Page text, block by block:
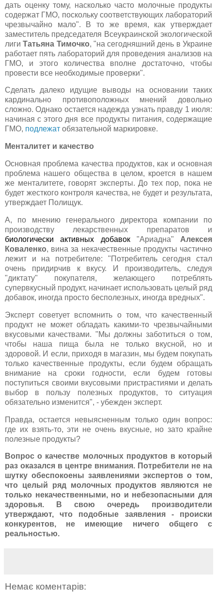
дать оценку тому, насколько часто молочные продукты
содержат ГМО, поскольку соответствующих лабораторий
чрезвычайно мало". В то же время, как утверждает
заместитель председателя Всеукраинской экологической
лигиТатьяна Тимочко, "на сегодняшний день в Украине
работает пять лабораторий для проведения анализов на
ГМО, и этого количества вполне достаточно, чтобы
провести все необходимые проверки".
Сделать далеко идущие выводы на основании таких
кардинально противоположных мнений довольно
сложно. Однако остается надежда узнать правду 1 июля:
начиная с этого дня все продукты питания, содержащие
ГМО, подлежат обязательной маркировке.
Менталитет и качество
Основная проблема качества продуктов, как и основная
проблема нашего общества в целом, кроется в нашем
же менталитете, говорят эксперты. До тех пор, пока не
будет жесткого контроля качества, не будет и результата,
утверждает Полищук.
А, по мнению генерального директора компании по
производству лекарственных препаратов и
биологически активных добавок "Ариадна" Алексея
Коваленко, вина за некачественные продукты частично
лежит и на потребителе: "Потребитель сегодня стал
очень придирчив к вкусу. И производитель, следуя
"диктату" покупателя, желающего потреблять
супервкусный продукт, начинает использовать целый ряд
добавок, иногда просто бесполезных, иногда вредных".
Эксперт советует вспомнить о том, что качественный
продукт не может обладать какими-то чрезвычайными
вкусовыми качествами. "Мы должны заботиться о том,
чтобы наша пища была не только вкусной, но и
здоровой. И если, приходя в магазин, мы будем покупать
только качественные продукты, если будем обращать
внимание на сроки годности, если будем готовы
поступиться своими вкусовыми пристрастиями и делать
выбор в пользу полезных продуктов, то ситуация
обязательно изменится", - убежден эксперт.
Правда, остается невыясненным только один вопрос:
где их взять-то, эти не очень вкусные, но зато крайне
полезные продукты?
Вопрос о качестве молочных продуктов в который
раз оказался в центре внимания. Потребители не на
шутку обеспокоены заявлениями экспертов о том,
что целый ряд молочных продуктов являются не
только некачественными, но и небезопасными для
здоровья. В свою очередь производители
утверждают, что подобные заявления - происки
конкурентов, не имеющие ничего общего с
реальностью.
Немає коментарів: